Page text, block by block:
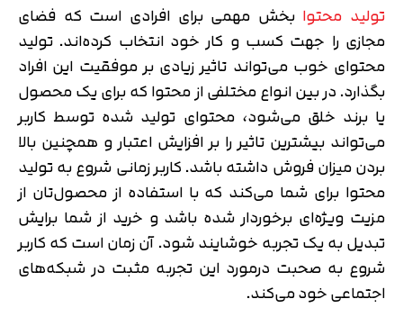
تولید محتوا بخش مهمی برای افرادی است که فضای
مجازی را جهت کسب و کار خود انتخاب کرده‌اند. تولید
محتوای خوب می‌تواند تاثیر زیادی بر موفقیت این افراد
بگذارد. در بین انواع مختلفی از محتوا که برای یک محصول
یا برند خلق می‌شود، محتوای تولید شده توسط کاربر
می‌تواند بیشترین تاثیر را بر افزایش اعتبار و همچنین بالا
بردن میزان فروش داشته باشد. کاربر زمانی شروع به تولید
محتوا برای شما می‌کند که با استفاده از محصول‌تان از
مزیت ویژه‌ای برخوردار شده باشد و خرید از شما برایش
تبدیل به یک تجربه خوشایند شود. آن زمان است که کاربر
شروع به صحبت درمورد این تجربه مثبت در شبکه‌های
اجتماعی خود می‌کند.